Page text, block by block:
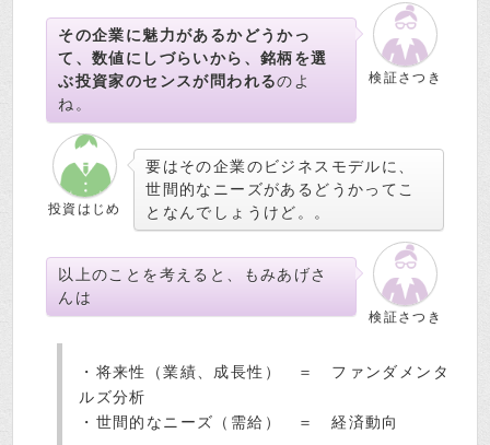
検証さつき
その企業に魅力があるかどうかっ
て、数値にしづらいから、銘柄を選
ぶ投資家のセンスが問われるのよ
ね。
投資はじめ
要はその企業のビジネスモデルに、
世間的なニーズがあるどうかってこ
となんでしょうけど。。
検証さつき
以上のことを考えると、もみあげさ
んは
・将来性（業績、成長性） ＝ ファンダメンタ
ルズ分析
・世間的なニーズ（需給） ＝ 経済動向